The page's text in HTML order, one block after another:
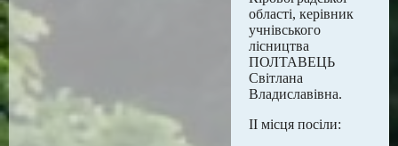
області, керівник
учнівського
лісництва
ПОЛТАВЕЦЬ
Світлана
Владиславівна.
ІІ місця посіли: